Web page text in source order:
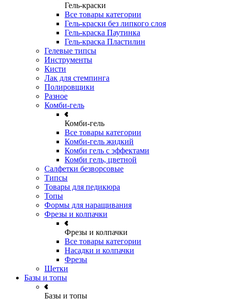
Гель-краски
Все товары категории
Гель-краски без липкого слоя
Гель-краска Паутинка
Гель-краска Пластилин
Гелевые типсы
Инструменты
Кисти
Лак для стемпинга
Полировщики
Разное
Комби-гель
Комби-гель
Все товары категории
Комби-гель жидкий
Комби гель с эффектами
Комби гель, цветной
Салфетки безворсовые
Типсы
Товары для педикюра
Топы
Формы для наращивания
Фрезы и колпачки
Фрезы и колпачки
Все товары категории
Насадки и колпачки
Фрезы
Щетки
Базы и топы
Базы и топы